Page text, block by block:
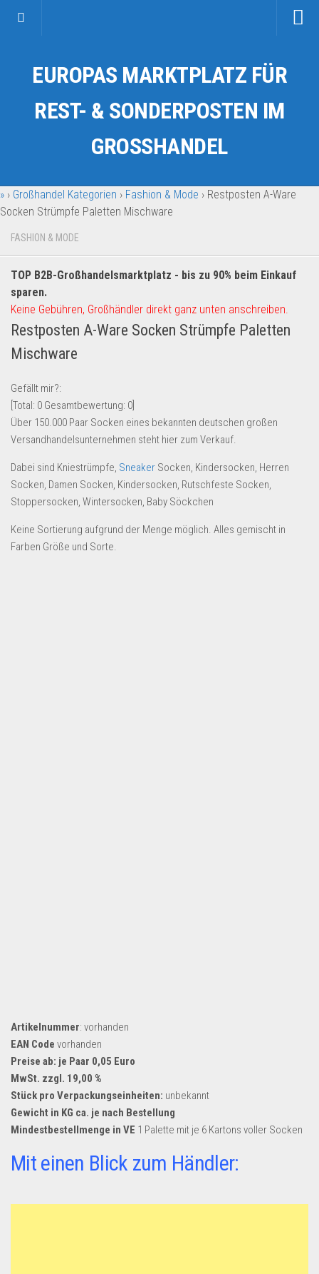
Kategorien
Auto & Motorrad
Fahrzeuge & Transport
Garten & Werkzeug
Geschäft, Büro & Schreibwaren
Geschenkartikel
Handy und Smartphone
Kosmetik & Pflege
Lebensmittel & Getränke
Multimedia & Elektro
Münzen
Spielzeug & Games
Uhren & Schmuck
Wohnen & Einrichten
Restposten-Angebote
Restposten für Privatpersonen
EUROPAS MARKTPLATZ FÜR
REST- & SONDERPOSTEN IM
GROSSHANDEL
» › Großhandel Kategorien › Fashion & Mode › Restposten A-Ware
Socken Strümpfe Paletten Mischware
FASHION & MODE
TOP B2B-Großhandelsmarktplatz - bis zu 90% beim Einkauf
sparen.
Keine Gebühren, Großhändler direkt ganz unten anschreiben.
Restposten A-Ware Socken Strümpfe Paletten
Mischware
Gefällt mir?:
[Total: 0 Gesamtbewertung: 0
Über 150.000 Paar Socken eines bekannten deutschen großen
Versandhandelsunternehmen steht hier zum Verkauf.
Dabei sind Kniestrümpfe, Sneaker Socken, Kindersocken, Herren
Socken, Damen Socken, Kindersocken, Rutschfeste Socken,
Stoppersocken, Wintersocken, Baby Söckchen
Keine Sortierung aufgrund der Menge möglich. Alles gemischt in
Farben Größe und Sorte.
Artikelnummer: vorhanden
EAN Code vorhanden
Preise ab: je Paar 0,05 Euro
MwSt. zzgl. 19,00 %
Stück pro Verpackungseinheiten: unbekannt
Gewicht in KG ca. je nach Bestellung
Mindestbestellmenge in VE 1 Palette mit je 6 Kartons voller Socken
Mit einen Blick zum Händler: